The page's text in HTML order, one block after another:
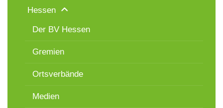
Hessen
Der BV Hessen
Gremien
Ortsverbände
Medien